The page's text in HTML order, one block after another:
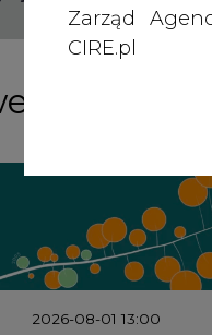
Zarząd
CIRE.pl
2026-08-01 13:00